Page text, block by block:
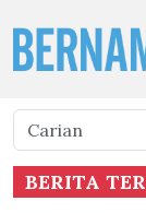
BERITA